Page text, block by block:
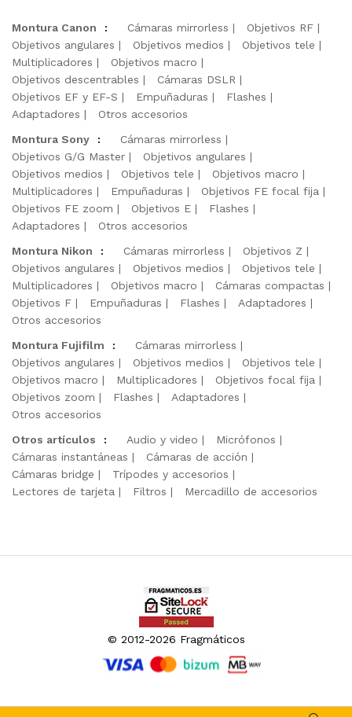
Montura Canon : Cámaras mirrorless
Objetivos RF
Objetivos angulares
Objetivos medios
Objetivos tele
Multiplicadores
Objetivos macro
Objetivos descentrables
Cámaras DSLR
Objetivos EF y EF-S
Empuñaduras
Flashes
Adaptadores
Otros accesorios
Montura Sony
:
Cámaras mirrorless
Objetivos G/G Master
Objetivos angulares
Objetivos medios
Objetivos tele
Objetivos macro
Multiplicadores
Empuñaduras
Objetivos FE focal fija
Objetivos FE zoom
Objetivos E
Flashes
Adaptadores
Otros accesorios
Montura Nikon
: Cámaras mirrorless
Objetivos Z
Objetivos angulares
Objetivos medios
Objetivos tele
Multiplicadores
Objetivos macro
Cámaras compactas
Objetivos F
Empuñaduras Flashes
Adaptadores
Otros accesorios
Montura Fujifilm
:
Cámaras mirrorless
Objetivos angulares
Objetivos medios
Objetivos tele
Objetivos macro
Multiplicadores
Objetivos focal fija
Objetivos zoom
Flashes
Adaptadores
Otros accesorios
Otros artículos
: Audio y video
Micrófonos
Cámaras instantáneas
Cámaras de acción
Cámaras bridge
Trípodes y accesorios
Lectores de tarjeta
Filtros Mercadillo de accesorios
© 2012-2026 Fragmáticos